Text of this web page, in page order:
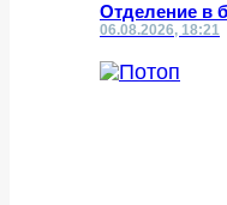
Отделение в
06.08.2026, 18:21